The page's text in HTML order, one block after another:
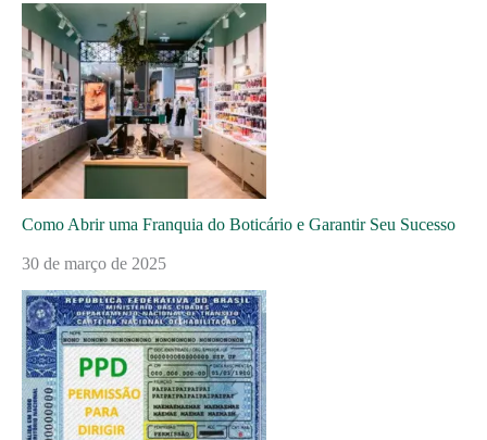
Como Abrir uma Franquia do Boticário e Garantir Seu Sucesso
30 de março de 2025